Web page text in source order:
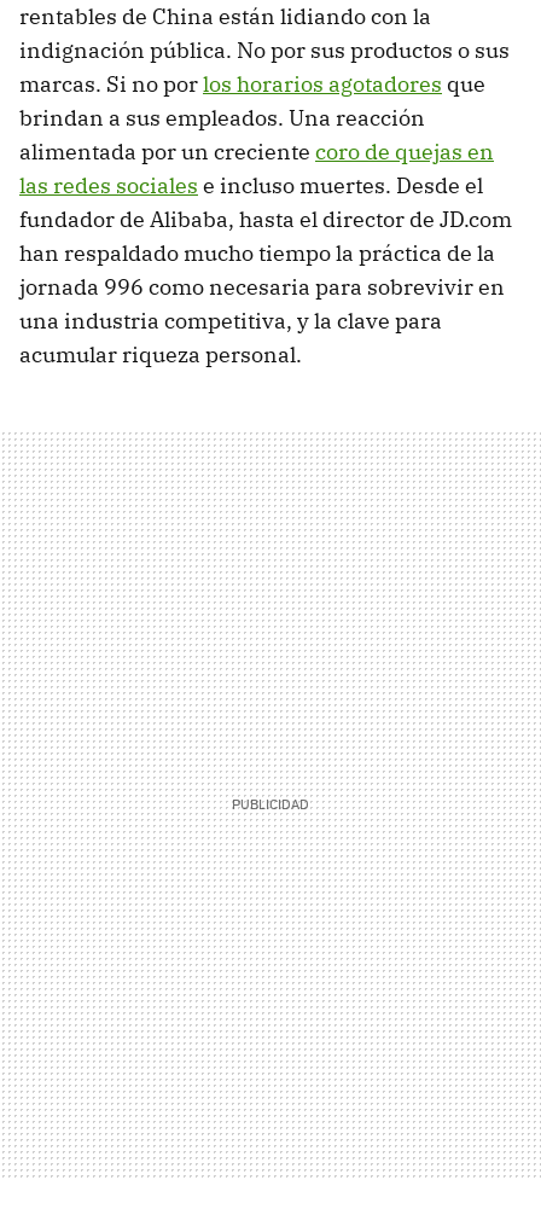
rentables de China están lidiando con la
indignación pública. No por sus productos o sus
marcas. Si no porlos horarios agotadores que
brindan a sus empleados. Una reacción
alimentada por un creciente coro de quejas en
las redes sociales e incluso muertes. Desde el
fundador de Alibaba, hasta el director de JD.com
han respaldado mucho tiempo la práctica de la
jornada 996 como necesaria para sobrevivir en
una industria competitiva, y la clave para
acumular riqueza personal.